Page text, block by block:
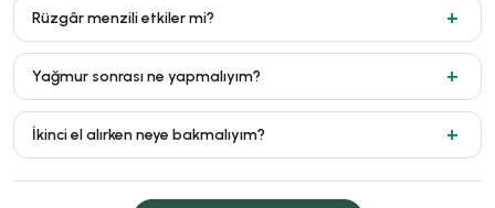
Rüzgâr menzili etkiler mi?
Yağmur sonrası ne yapmalıyım?
İkinci el alırken neye bakmalıyım?